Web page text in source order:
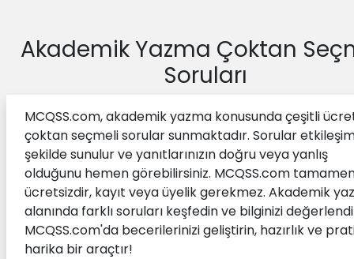
Akademik Yazma Çoktan
Soruları
MCQSS.com, akademik yazma konusunda çeşitli
çoktan seçmeli sorular sunmaktadır. Sorular
şekilde sunulur ve yanıtlarınızın doğru veya yanlış
olduğunu hemen görebilirsiniz. MCQSS.com
ücretsizdir, kayıt veya üyelik gerekmez. Akademik
alanında farklı soruları keşfedin ve bilginizi
MCQSS.com'da becerilerinizi geliştirin, hazırlık ve
harika bir araçtır!